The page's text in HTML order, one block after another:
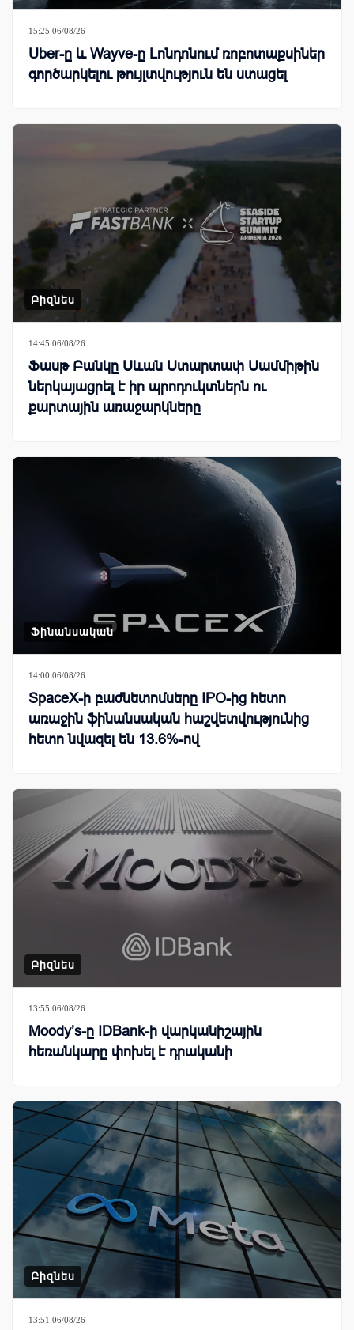
15:25 06/08/26
Uber-ը և Wayve-ը Լոնդոնում ռոբոտաքսիներ
գործարկելու թույլտվություն են ստացել
Բիզնես
14:45 06/08/26
Ֆասթ Բանկը Սևան Ստարտափ Սամմիթին
ներկայացրել է իր պրոդուկտներն ու
քարտային առաջարկները
Ֆինանսական
14:00 06/08/26
SpaceX-ի բաժնետոմսերը IPO-ից հետո
առաջին ֆինանսական հաշվետվությունից
հետո նվազել են 13.6%-ով
Բիզնես
13:55 06/08/26
Moody’s-ը IDBank-ի վարկանիշային
հեռանկարը փոխել է դրականի
Բիզնես
13:51 06/08/26